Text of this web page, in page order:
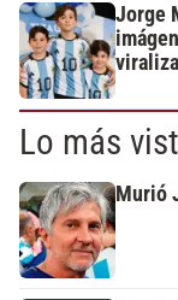
Jorge
Lo más
Murió